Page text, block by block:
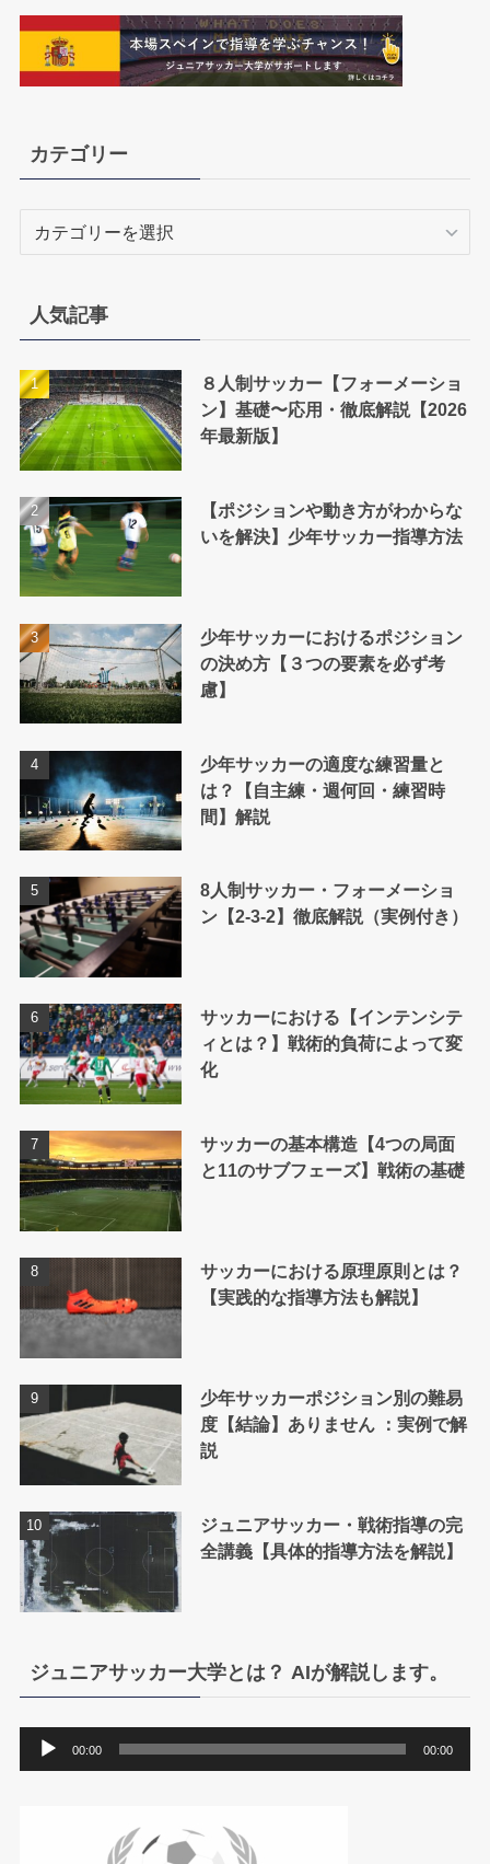
カテゴリー
ー
人気記事
８人制サッカー【フォーメーショ
ン】基礎〜応用・徹底解説【2026
年最新版】
【ポジションや動き方がわからな
いを解決】少年サッカー指導方法
少年サッカーにおけるポジション
の決め方【３つの要素を必ず考
慮】
少年サッカーの適度な練習量と
は？【自主練・週何回・練習時
間】解説
8人制サッカー・フォーメーショ
ン【2-3-2】徹底解説（実例付き）
サッカーにおける【インテンシテ
ィとは？】戦術的負荷によって変
化
サッカーの基本構造【4つの局面
と11のサブフェーズ】戦術の基礎
サッカーにおける原理原則とは？
【実践的な指導方法も解説】
少年サッカーポジション別の難易
度【結論】ありません ：実例で解
説
ジュニアサッカー・戦術指導の完
全講義【具体的指導方法を解説】
ジュニアサッカー大学とは？ AIが解説します。
00:00 00:00